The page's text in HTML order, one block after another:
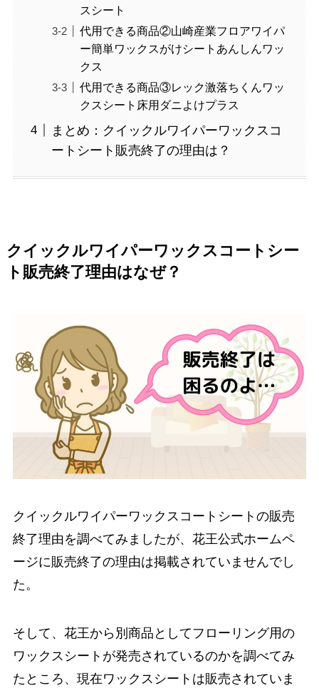
スシート
代用できる商品②山崎産業フロアワイパ
ー簡単ワックスがけシートあんしんワッ
クス
代用できる商品③レック激落ちくんワッ
クスシート床用ダニよけプラス
まとめ：クイックルワイパーワックスコ
ートシート販売終了の理由は？
クイックルワイパーワックスコートシー
ト販売終了理由はなぜ？
クイックルワイパーワックスコートシートの販売
終了理由を調べてみましたが、花王公式ホームペ
ージに販売終了の理由は掲載されていませんでし
た。
そして、花王から別商品としてフローリング用の
ワックスシートが発売されているのかを調べてみ
たところ、現在ワックスシートは販売されていま